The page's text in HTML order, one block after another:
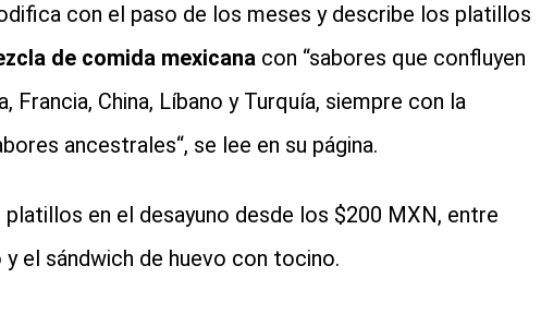
con el paso de los meses y describe los platillos
de comida mexicanacon “sabores que confluyen
Francia, China, Líbano y Turquía, siempre con la
ancestrales“, se lee en su página.
en el desayuno desde los $200 MXN, entre
el sándwich de huevo con tocino.